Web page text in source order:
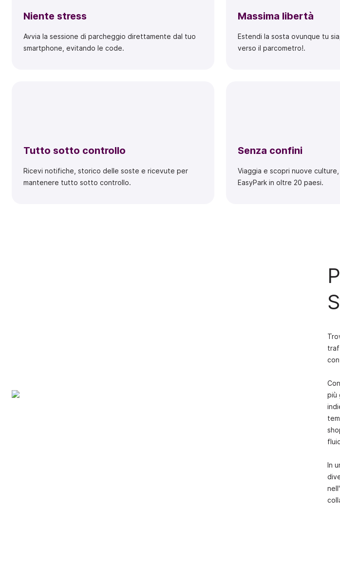
Niente stress
Avvia la sessione di parcheggio direttamente dal tuo
smartphone, evitando le code.
Massima libertà
Estendi la sosta ovunque tu
verso il parcometro!.
Tutto sotto controllo
Ricevi notifiche, storico delle soste e ricevute per
mantenere tutto sotto controllo.
Senza confini
Viaggia e scopri nuove
EasyPark in oltre 20 paesi.
più
In